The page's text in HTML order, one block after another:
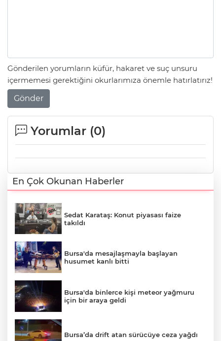
Gönderilen yorumların küfür, hakaret ve suç unsuru
içermemesi gerektiğini okurlarımıza önemle hatırlatırız!
Gönder
Yorumlar (0)
En Çok Okunan Haberler
Sedat Karataş: Konut piyasası faize
takıldı
Bursa'da mesajlaşmayla başlayan
husumet kanlı bitti
Bursa'da binlerce kişi meteor yağmuru
için bir araya geldi
Bursa’da drift atan sürücüye ceza yağdı